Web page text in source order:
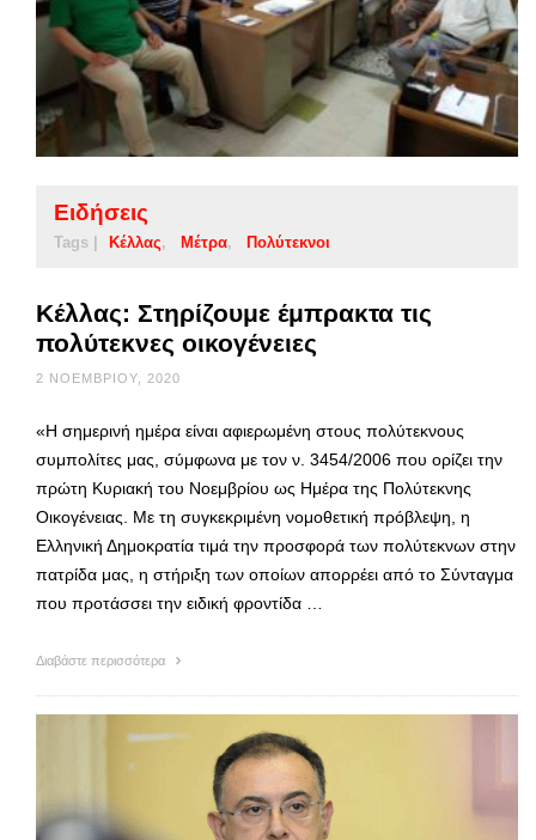
Ειδήσεις
Tags | Κέλλας Μέτρα Πολύτεκνοι
Κέλλας: Στηρίζουμε έμπρακτα τις
πολύτεκνες οικογένειες
2 ΝΟΕΜΒΡΊΟΥ, 2020
«Η σημερινή ημέρα είναι αφιερωμένη στους πολύτεκνους
συμπολίτες μας, σύμφωνα με τον ν. 3454/2006 που ορίζει την
πρώτη Κυριακή του Νοεμβρίου ως Ημέρα της Πολύτεκνης
Οικογένειας. Με τη συγκεκριμένη νομοθετική πρόβλεψη, η
Ελληνική Δημοκρατία τιμά την προσφορά των πολύτεκνων στην
πατρίδα μας, η στήριξη των οποίων απορρέει από το Σύνταγμα
που προτάσσει την ειδική φροντίδα …
Διαβάστε περισσότερα